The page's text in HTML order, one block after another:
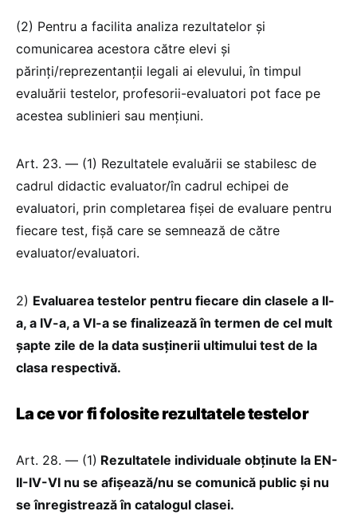
(2) Pentru a facilita analiza rezultatelor și
comunicarea acestora către elevi și
părinți/reprezentanții legali ai elevului, în timpul
evaluării testelor, profesorii-evaluatori pot face pe
acestea sublinieri sau mențiuni.
Art. 23. — (1) Rezultatele evaluării se stabilesc de
cadrul didactic evaluator/în cadrul echipei de
evaluatori, prin completarea fișei de evaluare pentru
fiecare test, fișă care se semnează de către
evaluator/evaluatori.
2) Evaluarea testelor pentru fiecare din clasele a II-
a, a IV-a, a VI-a se finalizează în termen de cel mult
șapte zile de la data susținerii ultimului test de la
clasa respectivă.
La ce vor fi folosite rezultatele testelor
Art. 28. — (1) Rezultatele individuale obținute la EN-
II-IV-VI nu se afișează/nu se comunică public și nu
se înregistrează în catalogul clasei.